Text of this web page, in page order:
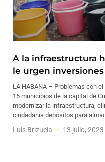
A la infraestructura
le urgen inversiones
LA HABANA – Problemas con
15 municipios de la capital de
modernizar la infraestructura,
ciudadanía depósitos para
Luis Brizuela 13 julio, 2023